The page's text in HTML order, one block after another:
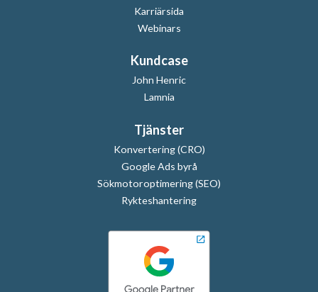
Karriärsida
Webinars
Kundcase
John Henric
Lamnia
Tjänster
Konvertering (CRO)
Google Ads byrå
Sökmotoroptimering (SEO)
Rykteshantering